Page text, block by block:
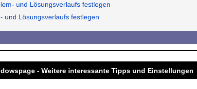
und Lösungsverlaufs festlegen
und Lösungsverlaufs festlegen
- Weitere interessante Tipps und Einstellungen